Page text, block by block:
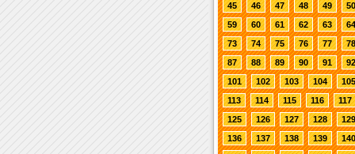
45
46 47 48 49
50
59
60 61 62 63
64
73
74 75 76 77
78
87
88 89 90 91
92
101
102 103 104
105
113
114 115 116
117
125
126 127 128
129
136
137 138 139
140